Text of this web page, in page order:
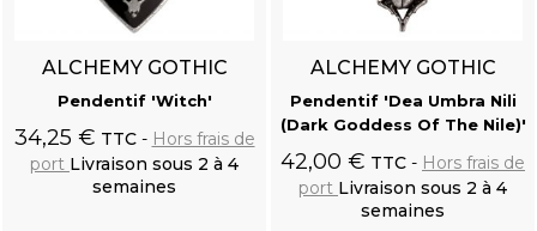
ALCHEMY GOTHIC
Pendentif 'Witch'
34,25 € TTC
Hors frais de
port Livraison sous 2 à 4
semaines
ALCHEMY GOTHIC
Pendentif 'Dea Umbra Nili
(Dark Goddess Of The Nile)'
42,00 € TTC
Hors frais de
port Livraison sous 2 à 4
semaines